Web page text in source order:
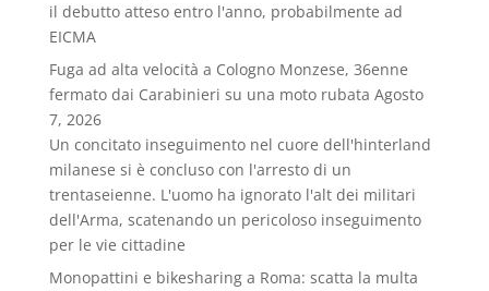
il debutto atteso entro l'anno, probabilmente ad
EICMA
Fuga ad alta velocità a Cologno Monzese, 36enne
fermato dai Carabinieri su una moto rubata Agosto
7, 2026
Un concitato inseguimento nel cuore dell'hinterland
milanese si è concluso con l'arresto di un
trentaseienne. L'uomo ha ignorato l'alt dei militari
dell'Arma, scatenando un pericoloso inseguimento
per le vie cittadine
Monopattini e bikesharing a Roma: scatta la multa